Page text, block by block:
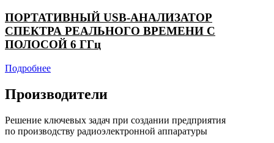
ПОРТАТИВНЫЙ USB-АНАЛИЗАТОР
СПЕКТРА РЕАЛЬНОГО ВРЕМЕНИ С
ПОЛОСОЙ 6 ГГц
Подробнее
Производители
Решение ключевых задач при создании предприятия
по производству радиоэлектронной аппаратуры